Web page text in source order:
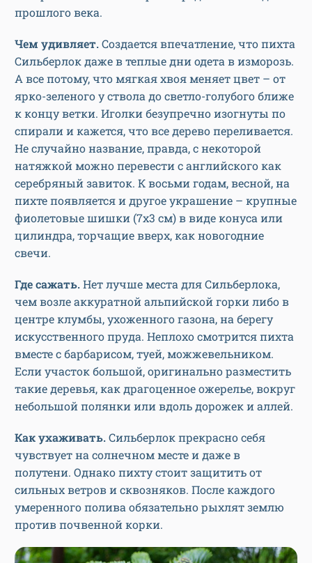
прошлого века.
Чем удивляет.Создается впечатление, что пихта
Сильберлок даже в теплые дни одета в изморозь.
А все потому, что мягкая хвоя меняет цвет – от
ярко-зеленого у ствола до светло-голубого ближе
к концу ветки. Иголки безупречно изогнуты по
спирали и кажется, что все дерево переливается.
Не случайно название, правда, с некоторой
натяжкой можно перевести с английского как
серебряный завиток. К восьми годам, весной, на
пихте появляется и другое украшение – крупные
фиолетовые шишки (7х3 см) в виде конуса или
цилиндра, торчащие вверх, как новогодние
свечи.
Где сажать.Нет лучше места для Сильберлока,
чем возле аккуратной альпийской горки либо в
центре клумбы, ухоженного газона, на берегу
искусственного пруда. Неплохо смотрится пихта
вместе с барбарисом, туей, можжевельником.
Если участок большой, оригинально разместить
такие деревья, как драгоценное ожерелье, вокруг
небольшой полянки или вдоль дорожек и аллей.
Как ухаживать.Сильберлок прекрасно себя
чувствует на солнечном месте и даже в
полутени. Однако пихту стоит защитить от
сильных ветров и сквозняков. После каждого
умеренного полива обязательно рыхлят землю
против почвенной корки.